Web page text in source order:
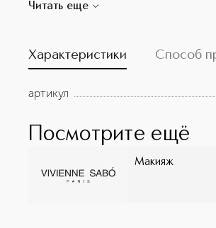
сладкий ягодный аромат никого
Читать еще
Характеристики Способ
артикул
Посмотрите ещё
Макияж